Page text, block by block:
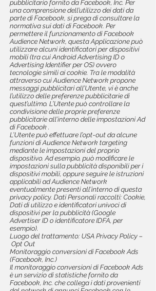
pubblicitario fornito da Facebook, Inc. Per
una comprensione dell’utilizzo dei dati da
parte di Facebook, si prega di consultare la
normativa sui dati di Facebook. Per
permettere il funzionamento di Facebook
Audience Network, questa Applicazione può
utilizzare alcuni identificatori per dispositivi
mobili (tra cui Android Advertising ID o
Advertising Identifier per OS) ovvero
tecnologie simili ai cookie. Tra le modalità
attraverso cui Audience Network propone
messaggi pubblicitari all’Utente, vi è anche
l’utilizzo delle preferenze pubblicitarie di
quest’ultimo. L’Utente può controllare la
condivisione delle proprie preferenze
pubblicitarie all’interno delle impostazioni Ad
di Facebook .
L’Utente può effettuare l’opt-out da alcune
funzioni di Audience Network targeting
mediante le impostazioni del proprio
dispositivo. Ad esempio, può modificare le
impostazioni sulla pubblicità disponibili per i
dispositivi mobili, oppure seguire le istruzioni
applicabili ad Audience Network
eventualmente presenti all’interno di questa
privacy policy. Dati Personali raccolti: Cookie,
Dati di utilizzo e identificatori univoci di
dispositivi per la pubblicità (Google
Advertiser ID o identificatore IDFA, per
esempio).
Luogo del trattamento: USA Privacy Policy –
Opt Out
Monitoraggio conversioni di Facebook Ads
(Facebook, Inc.)
Il monitoraggio conversioni di Facebook Ads
è un servizio di statistiche fornito da
Facebook, Inc. che collega i dati provenienti